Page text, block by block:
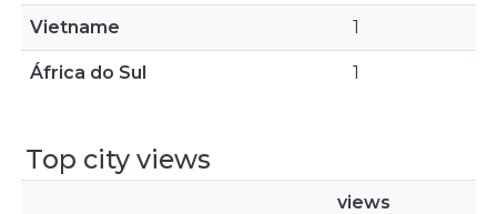
Vietname 1
África do Sul 1
Top city views
views